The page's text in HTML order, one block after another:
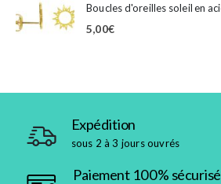
5,00€
Expédition
sous 2 à 3 jours ouvrés
Paiement 100% sécurisé